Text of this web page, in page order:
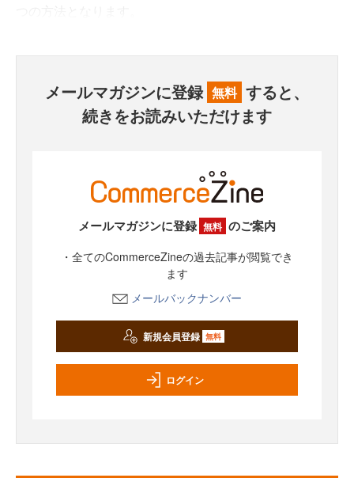
メールマガジンに登録 無料 すると、
続きをお読みいただけます
メールマガジンに登録 無料 のご案内
・全てのCommerceZineの過去記事が閲覧でき
ます
メールバックナンバー
新規会員登録 無料
ログイン